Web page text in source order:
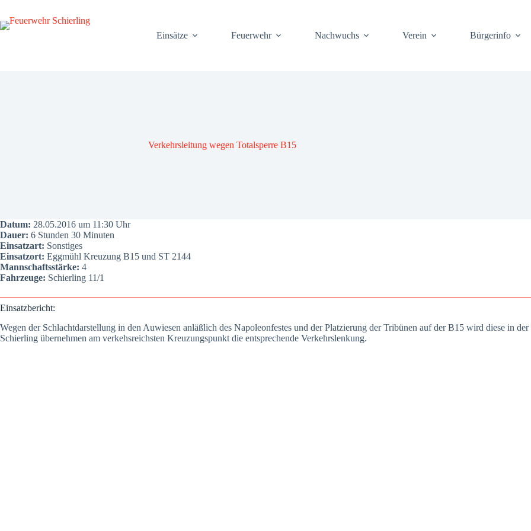
Inhalt
springen
Ein­sät­ze
Feu­er­wehr Nach­wuchs Ver­ein Bür­ger­info
Ver­kehrs­lei­tung wegen Total­sper­re B15
Datum: 28.05.2016 um 11:30 Uhr
Dau­er: 6 Stun­den 30 Minu­ten
Ein­satz­art: Sons­ti­ges
Ein­satz­ort: Egg­mühl Kreu­zung B15 und ST 2144
Mann­schafts­stär­ke: 4
Fahr­zeu­ge: Schier­ling 11/1
Ein­satz­be­richt:
Wegen der Schlacht­dar­stel­lung in den Auwie­sen anläß­lich des Napo­le­on­fes­tes und der Plat­zie­rung der Tri­bü­nen auf der B15 wird die­se in
Schier­ling über­neh­men am ver­kehs­reichs­ten Kreu­zungs­punkt die ent­spre­chen­de Ver­kehrs­len­kung.